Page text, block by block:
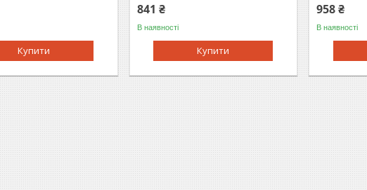
Купити
841 ₴
В наявності
Купити
958 ₴
В наявності